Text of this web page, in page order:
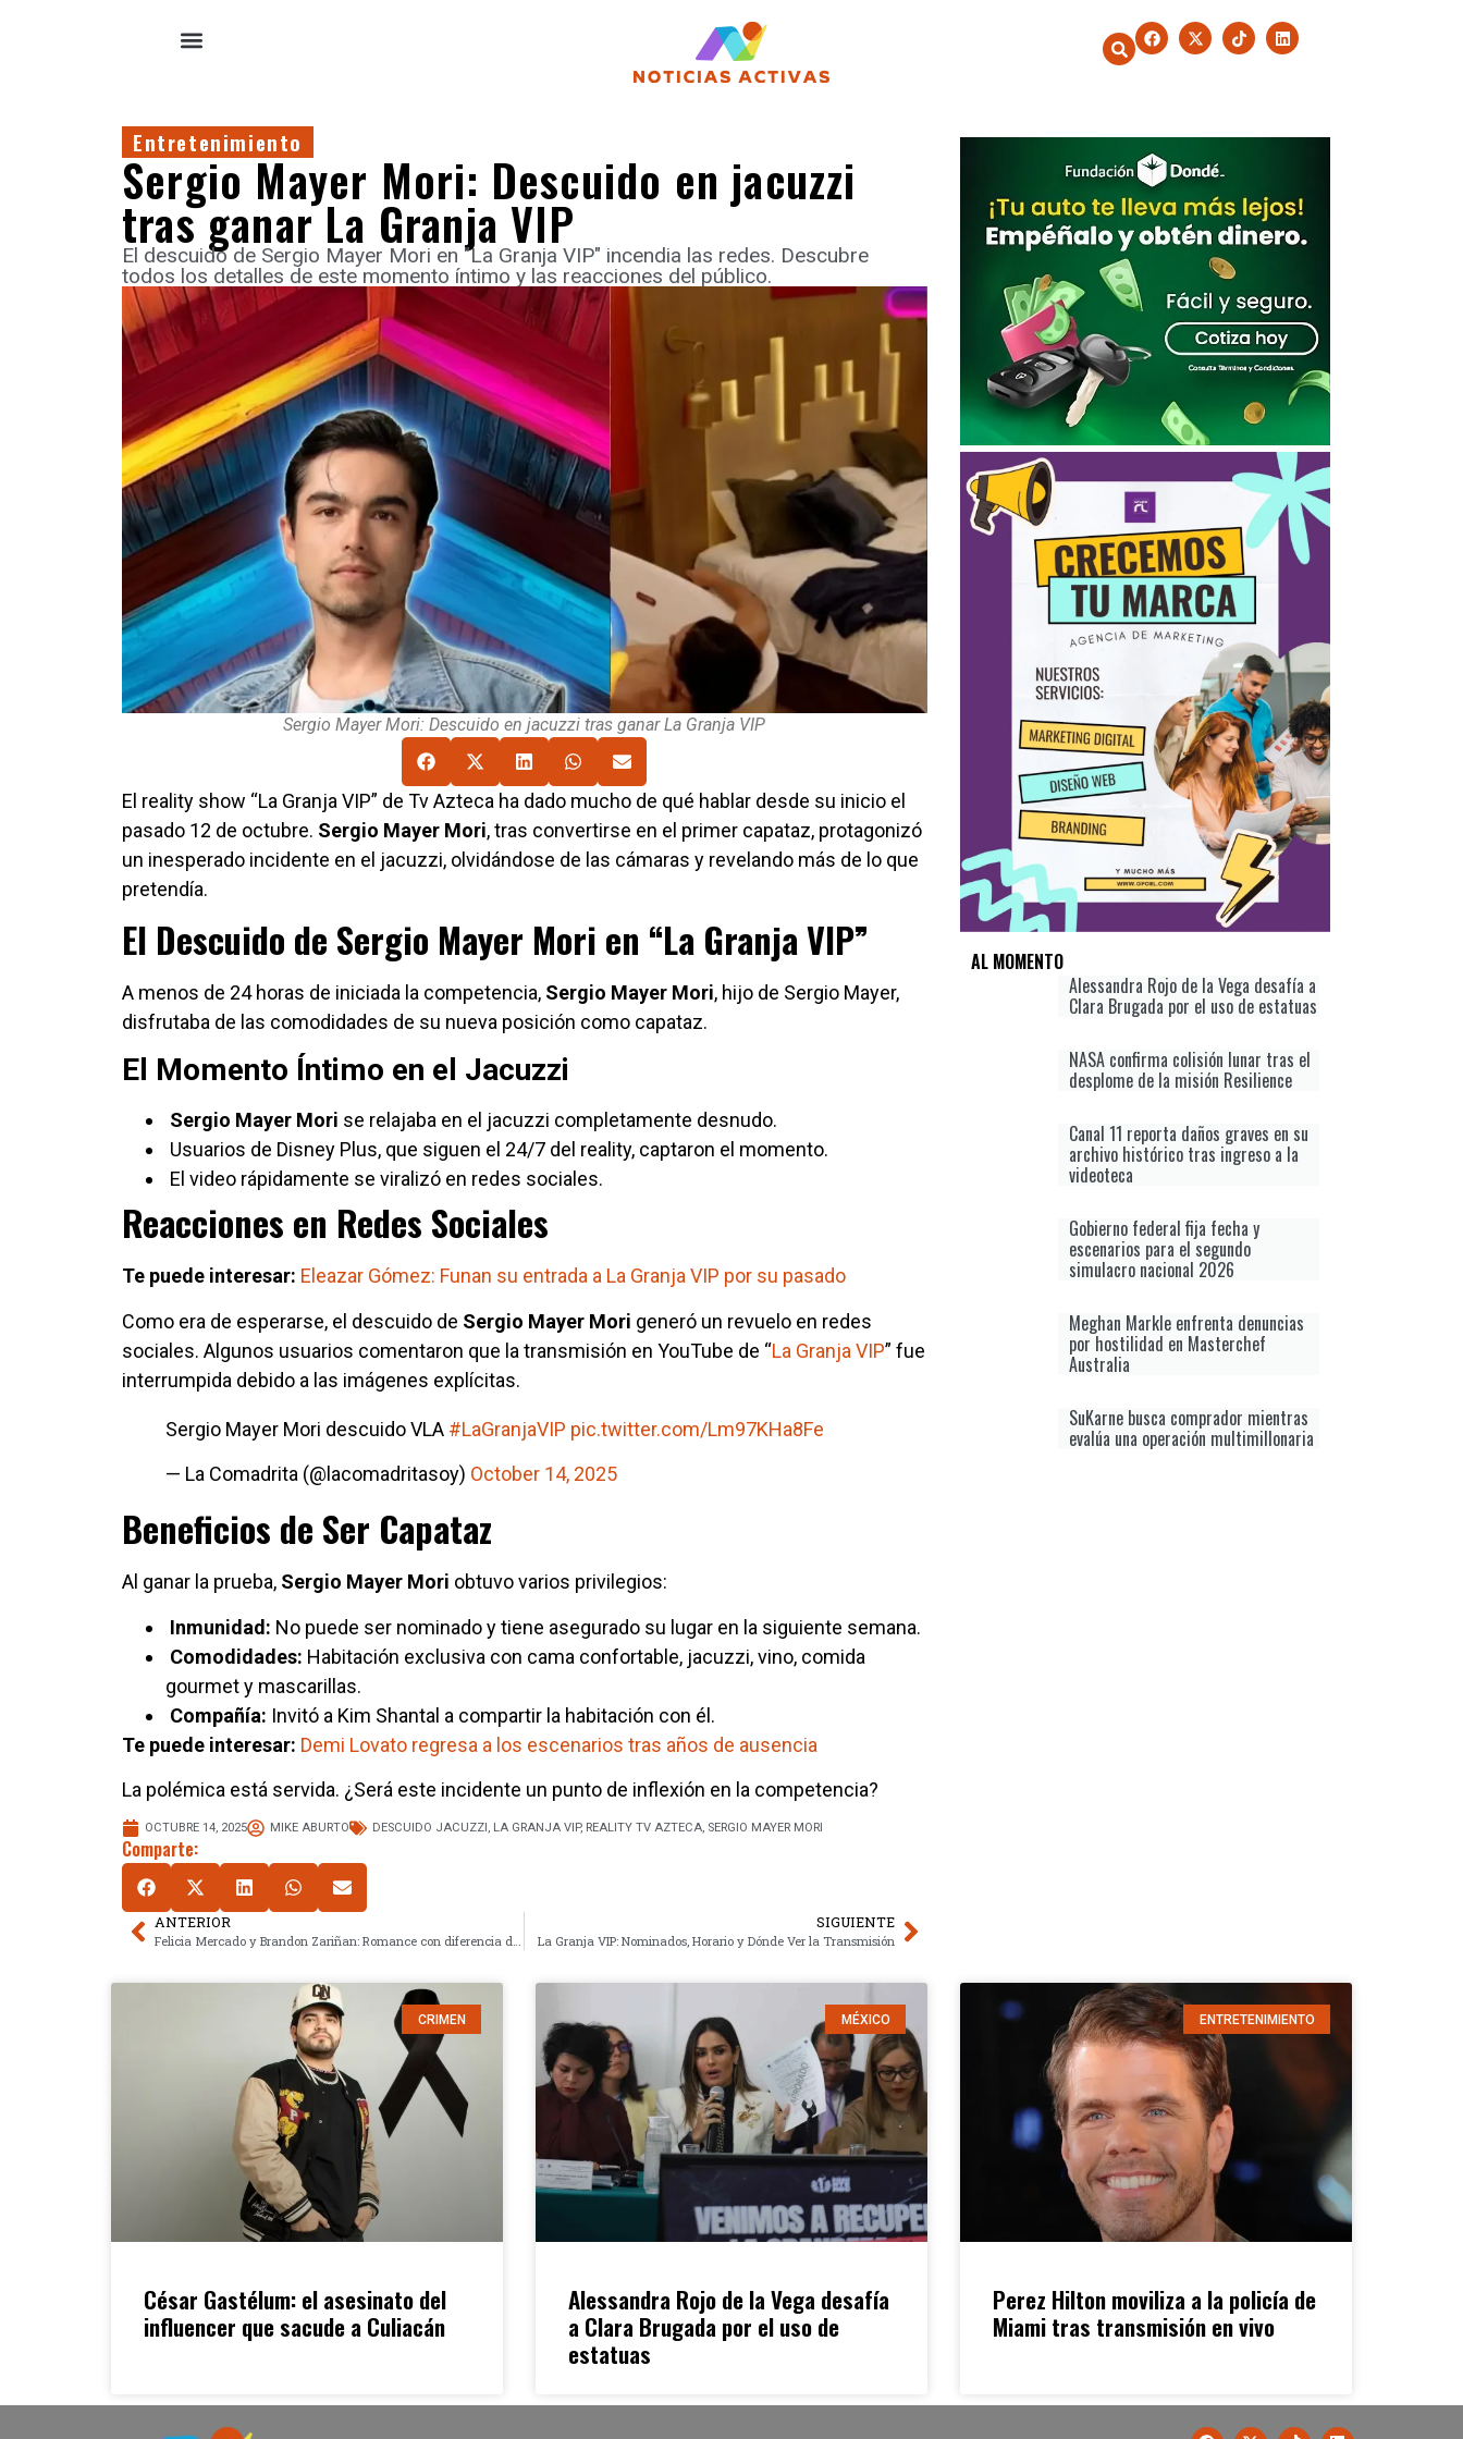
Entretenimiento
Sergio Mayer Mori: Descuido en jacuzzi
tras ganar La Granja VIP
El descuido de Sergio Mayer Mori en "La Granja VIP" incendia las redes. Descubre
todos los detalles de este momento íntimo y las reacciones del público.
Sergio Mayer Mori: Descuido en jacuzzi tras ganar La Granja VIP
El reality show “La Granja VIP” de Tv Azteca ha dado mucho de qué hablar desde su inicio el
pasado 12 de octubre. Sergio Mayer Mori, tras convertirse en el primer capataz, protagonizó
un inesperado incidente en el jacuzzi, olvidándose de las cámaras y revelando más de lo que
pretendía.
El Descuido de Sergio Mayer Mori en “La Granja VIP”
A menos de 24 horas de iniciada la competencia, Sergio Mayer Mori, hijo de Sergio Mayer,
disfrutaba de las comodidades de su nueva posición como capataz.
El Momento Íntimo en el Jacuzzi
Sergio Mayer Mori se relajaba en el jacuzzi completamente desnudo.
Usuarios de Disney Plus, que siguen el 24/7 del reality, captaron el momento.
El video rápidamente se viralizó en redes sociales.
Reacciones en Redes Sociales
Te puede interesar: Eleazar Gómez: Funan su entrada a La Granja VIP por su pasado
Como era de esperarse, el descuido de Sergio Mayer Mori generó un revuelo en redes
sociales. Algunos usuarios comentaron que la transmisión en YouTube de “La Granja VIP” fue
interrumpida debido a las imágenes explícitas.
Sergio Mayer Mori descuido VLA #LaGranjaVIP pic.twitter.com/Lm97KHa8Fe
— La Comadrita (@lacomadritasoy) October 14, 2025
Beneficios de Ser Capataz
Al ganar la prueba, Sergio Mayer Mori obtuvo varios privilegios:
Inmunidad: No puede ser nominado y tiene asegurado su lugar en la siguiente semana.
Comodidades: Habitación exclusiva con cama confortable, jacuzzi, vino, comida
gourmet y mascarillas.
Compañía: Invitó a Kim Shantal a compartir la habitación con él.
Te puede interesar: Demi Lovato regresa a los escenarios tras años de ausencia
La polémica está servida. ¿Será este incidente un punto de inflexión en la competencia?
OCTUBRE 14, 2025 MIKE ABURTO DESCUIDO JACUZZI , LA GRANJA VIP, REALITY TV AZTECA, SERGIO MAYER MORI
Comparte:
ANTERIOR
Felicia Mercado y Brandon Zariñan: Romance con diferencia de edad
SIGUIENTE
La Granja VIP: Nominados, Horario y Dónde Ver la Transmisión
AL MOMENTO
Alessandra Rojo de la Vega desafía a
Clara Brugada por el uso de estatuas
NASA confirma colisión lunar tras el
desplome de la misión Resilience
Canal 11 reporta daños graves en su
archivo histórico tras ingreso a la
videoteca
Gobierno federal fija fecha y
escenarios para el segundo
simulacro nacional 2026
Meghan Markle enfrenta denuncias
por hostilidad en Masterchef
Australia
SuKarne busca comprador mientras
evalúa una operación multimillonaria
CRIMEN
César Gastélum: el asesinato del
influencer que sacude a Culiacán
MÉXICO
Alessandra Rojo de la Vega desafía
a Clara Brugada por el uso de
estatuas
ENTRETENIMIENTO
Perez Hilton moviliza a la policía de
Miami tras transmisión en vivo